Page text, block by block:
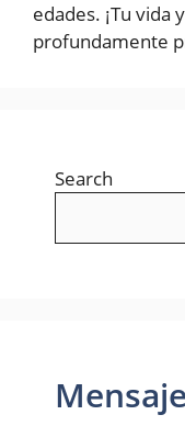
edades. ¡Tu vida
profundamente
Search